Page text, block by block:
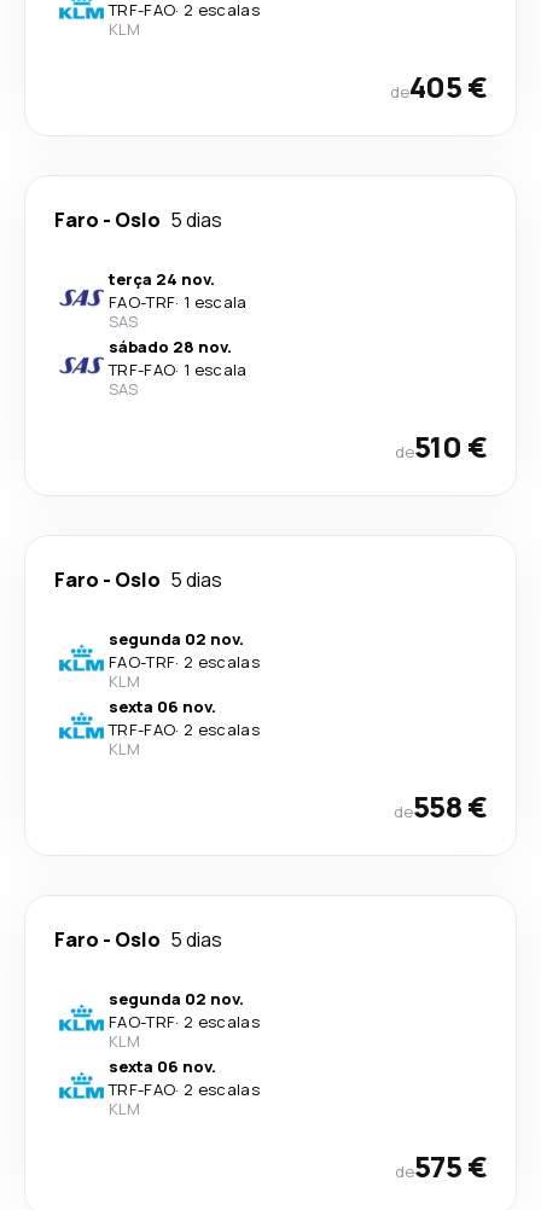
TRF-FAO· 2 escalas
KLM
de405 €
Faro - Oslo 5 dias
terça 24 nov.
FAO-TRF· 1 escala
SAS
sábado 28 nov.
TRF-FAO· 1 escala
SAS
de510 €
Faro - Oslo 5 dias
segunda 02 nov.
FAO-TRF· 2 escalas
KLM
sexta 06 nov.
TRF-FAO· 2 escalas
KLM
de558 €
Faro - Oslo 5 dias
segunda 02 nov.
FAO-TRF· 2 escalas
KLM
sexta 06 nov.
TRF-FAO· 2 escalas
KLM
de575 €